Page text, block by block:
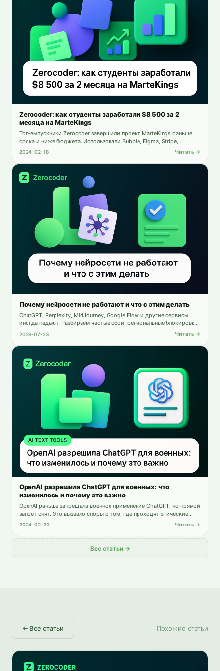
Zerocoder: как студенты заработали $8 500 за 2
месяца на MarteKings
Топ‑выпускники Zerocoder завершили проект MarteKings раньше
срока и ниже бюджета. Использовали Bubble, Figma, Stripe,
Calendly и Telegram, а также реализовали мощную админ‑панель
2024-02-18 Читать →
Почему нейросети не работают и что с этим делать
ChatGPT, Perplexity, MidJourney, Google Flow и другие сервисы
иногда падают. Разбираем частые сбои, региональные блокировки
и даём пошаговый чек-лист диагностики.
2026-07-23 Читать →
OpenAI разрешила ChatGPT для военных: что
изменилось и почему это важно
OpenAI раньше запрещала военное применение ChatGPT, но прямой
запрет снят. Это вызвало споры о том, где проходят этические
границы использования ИИ.
2024-02-20 Читать →
Все статьи →
← Все статьи Похожие статьи